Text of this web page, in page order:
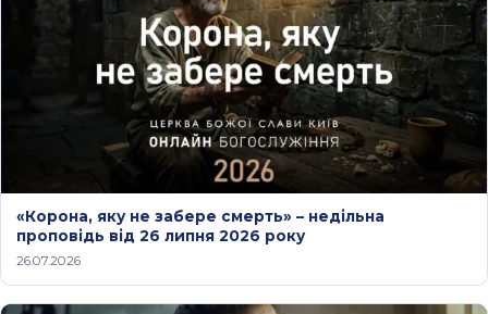
«Корона, яку не забере смерть» – недільна
проповідь від 26 липня 2026 року
26.07.2026